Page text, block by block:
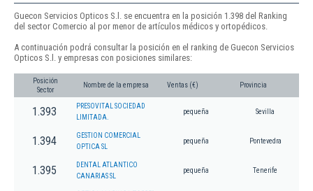
Guecon Servicios Opticos S.l. se encuentra en la posición 1.398 del Ranking
del sector Comercio al por menor de artículos médicos y ortopédicos.
A continuación podrá consultar la posición en el ranking de Guecon Servicios
Opticos S.l. y empresas con posiciones similares:
Posición
Sector
Nombre de la empresa Ventas (€) Provincia
1.393
PRESOVITAL SOCIEDAD
LIMITADA.
pequeña Sevilla
1.394
GESTION COMERCIAL
OPTICA SL
pequeña Pontevedra
1.395
DENTAL ATLANTICO
CANARIAS SL
pequeña Tenerife